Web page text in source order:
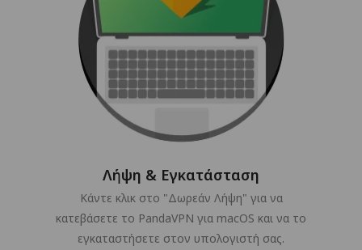
Λήψη & Εγκατάσταση
Κάντε κλικ στο "Δωρεάν Λήψη" για να
κατεβάσετε το PandaVPN για macOS και να το
εγκαταστήσετε στον υπολογιστή σας.